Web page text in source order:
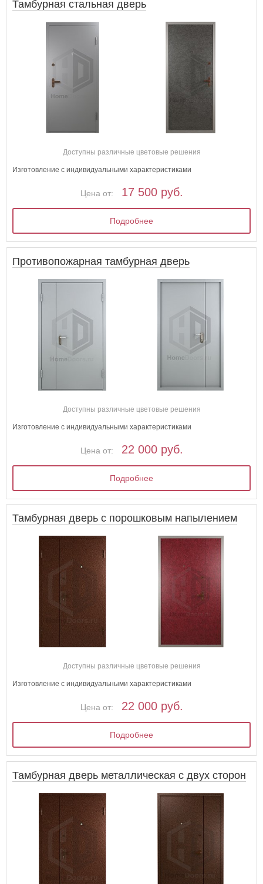
Тамбурная стальная дверь
Доступны различные цветовые решения
Изготовление с индивидуальными характеристиками
Цена от: 17 500 руб.
Подробнее
Противопожарная тамбурная дверь
Доступны различные цветовые решения
Изготовление с индивидуальными характеристиками
Цена от: 22 000 руб.
Подробнее
Тамбурная дверь с порошковым напылением
Доступны различные цветовые решения
Изготовление с индивидуальными характеристиками
Цена от: 22 000 руб.
Подробнее
Тамбурная дверь металлическая с двух сторон